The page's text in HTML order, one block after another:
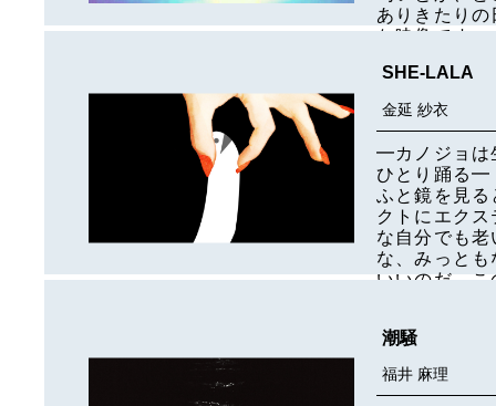
ありきたり
な映像です。
SHE-LALA
金延 紗衣
━カノジョは
ひとり踊る━
ふと鏡を見
クトにエク
な自分でも
な、みっと
いいのだ。
潮騒
福井 麻理